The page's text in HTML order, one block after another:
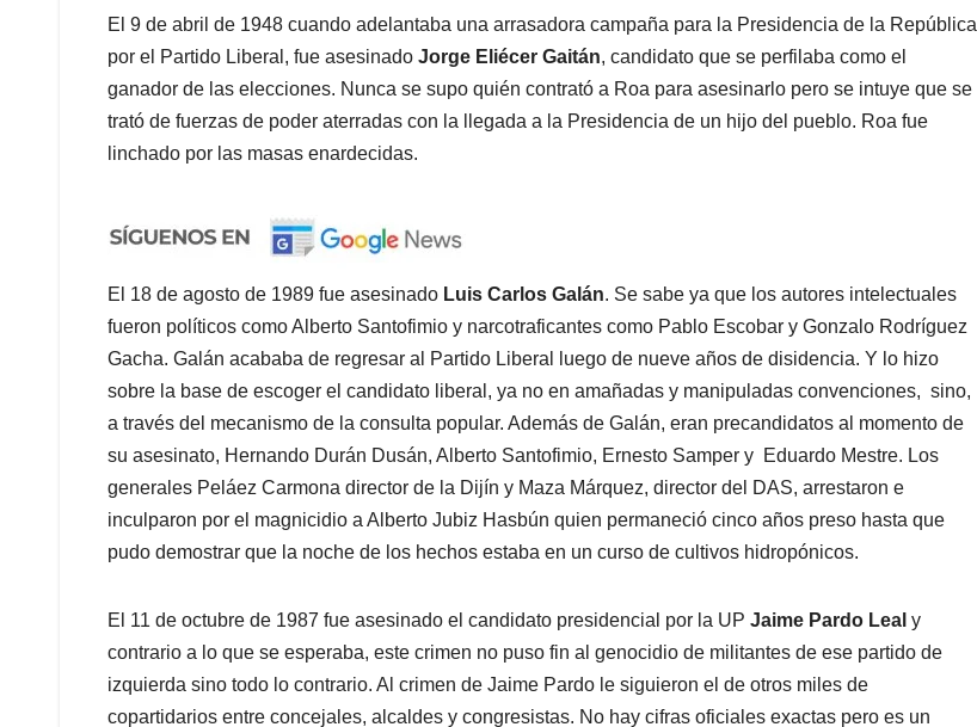
El 9 de abril de 1948 cuando adelantaba una arrasadora campaña para la Presidencia de la República
por el Partido Liberal, fue asesinado Jorge Eliécer Gaitán, candidato que se perfilaba como el
ganador de las elecciones. Nunca se supo quién contrató a Roa para asesinarlo pero se intuye que se
trató de fuerzas de poder aterradas con la llegada a la Presidencia de un hijo del pueblo. Roa fue
linchado por las masas enardecidas.
El 18 de agosto de 1989 fue asesinado Luis Carlos Galán. Se sabe ya que los autores intelectuales
fueron políticos como Alberto Santofimio y narcotraficantes como Pablo Escobar y Gonzalo Rodríguez
Gacha. Galán acababa de regresar al Partido Liberal luego de nueve años de disidencia. Y lo hizo
sobre la base de escoger el candidato liberal, ya no en amañadas y manipuladas convenciones, sino,
a través del mecanismo de la consulta popular. Además de Galán, eran precandidatos al momento de
su asesinato, Hernando Durán Dusán, Alberto Santofimio, Ernesto Samper y Eduardo Mestre. Los
generales Peláez Carmona director de la Dijín y Maza Márquez, director del DAS, arrestaron e
inculparon por el magnicidio a Alberto Jubiz Hasbún quien permaneció cinco años preso hasta que
pudo demostrar que la noche de los hechos estaba en un curso de cultivos hidropónicos.
El 11 de octubre de 1987 fue asesinado el candidato presidencial por la UP Jaime Pardo Leal y
contrario a lo que se esperaba, este crimen no puso fin al genocidio de militantes de ese partido de
izquierda sino todo lo contrario. Al crimen de Jaime Pardo le siguieron el de otros miles de
copartidarios entre concejales, alcaldes y congresistas. No hay cifras oficiales exactas pero es un